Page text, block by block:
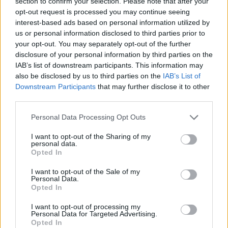
opt-out request is processed you may continue seeing
interest-based ads based on personal information utilized by
us or personal information disclosed to third parties prior to
your opt-out. You may separately opt-out of the further
disclosure of your personal information by third parties on the
IAB’s list of downstream participants. This information may
also be disclosed by us to third parties on the IAB’s List of
Downstream Participants that may further disclose it to other
Please note that this website/app uses one or more Google
not limited to your visit or usage behaviour. You may click to
grant or deny consent to Google and its third-party tags to
use your data for below specified purposes in below Google
consent section.
Personal Data Processing Opt Outs
I want to opt-out of the Sharing of my
personal data.
Opted In
I want to opt-out of the Sale of my
Personal Data.
Opted In
I want to opt-out of processing my
Personal Data for Targeted Advertising.
Opted In